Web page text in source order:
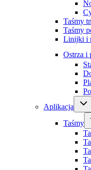
Taśmy
Taśmy
Linijki i
Ostrza i
Aplikacja
Taśmy